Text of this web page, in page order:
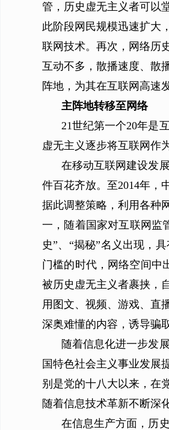
管，历史虚无主义者可以
此阶段网民规模迅速扩大
联网技术。再次，网络历
互动不多，散播速度、散
阵地，为其在互联网高速
主阵地转移至网络
21世纪第一个20年是
虚无主义逐步将互联网作
在移动互联网建设发
件百花齐放。至2014年，
据此调整策略，利用各种
一，随着国家对互联网监
史”、“揭秘”名义出现，
门槛的时代，网络空间中
被历史虚无主义者裹挟，
用图文、视频、游戏、直
深奥难懂的内容，诱导骗
随着信息化进一步发
国特色社会主义事业发展
别是党的十八大以来，在
随着信息技术革新不断深
在信息生产方面，历